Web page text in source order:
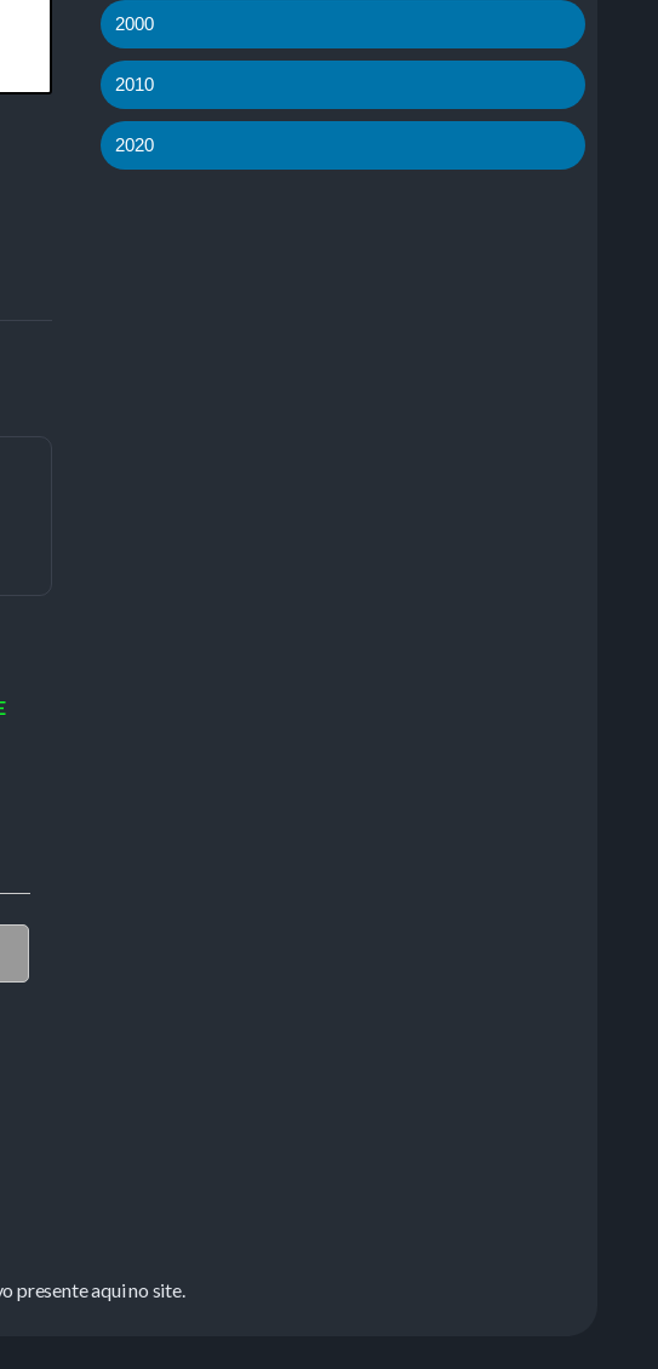
2000
2010
2020
presente aqui no site.